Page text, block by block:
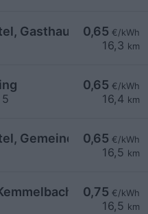
0,65 €/kWh
16,3 km
Gasthaus Adam
0,65 €/kWh
16,4 km
0,65 €/kWh
16,5 km
Gemeindeamt
0,75 €/kWh
16,5 km